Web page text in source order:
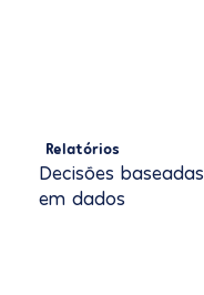
Relatórios
Decisões baseadas
em dados